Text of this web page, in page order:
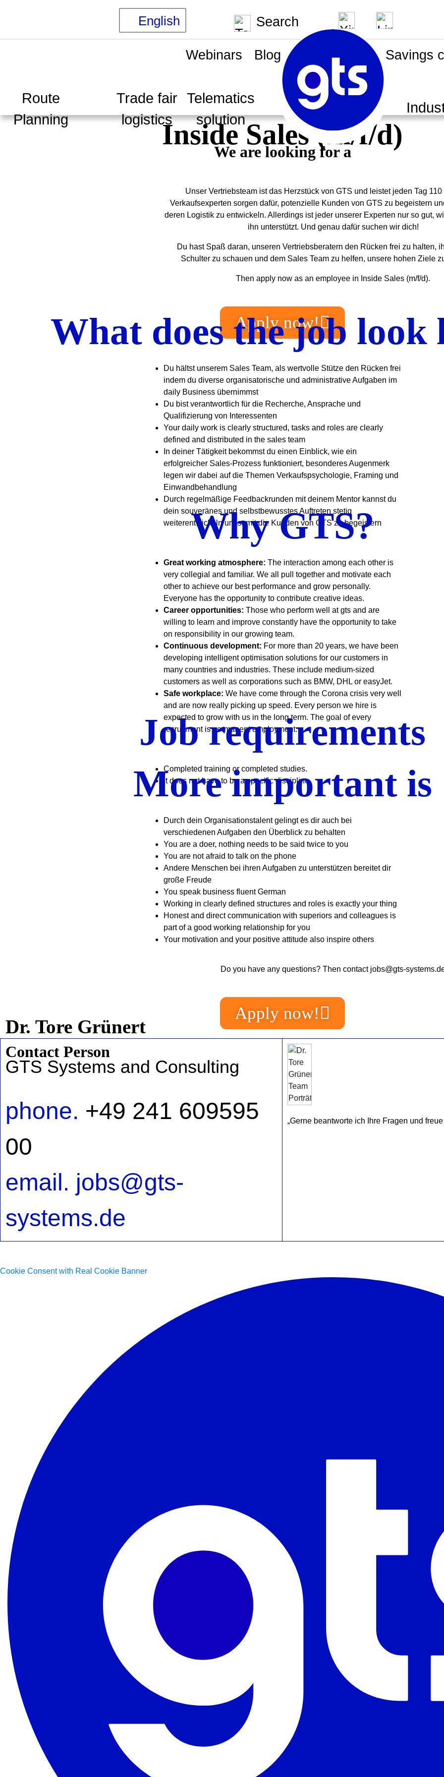
English Search
Webinars Blog Press Savings
Route
Planning
Trade fair
logistics
Telematics
solution
We are looking for a
Inside Sales (m/f/d)
Unser Vertriebsteam ist das Herzstück von GTS und leistet jeden Tag
Verkaufsexperten sorgen dafür, potenzielle Kunden von GTS zu begeistern
deren Logistik zu entwickeln. Allerdings ist jeder unserer Experten nur so gut,
ihn unterstützt. Und genau dafür suchen wir dich!
Du hast Spaß daran, unseren Vertriebsberatern den Rücken frei zu halten,
Schulter zu schauen und dem Sales Team zu helfen, unsere hohen Ziele
Then apply now as an employee in Inside Sales (m/f/d).
Apply now!
What does the job look
Du hältst unserem Sales Team, als wertvolle Stütze den Rücken frei
indem du diverse organisatorische und administrative Aufgaben im
daily Business übernimmst
Du bist verantwortlich für die Recherche, Ansprache und
Qualifizierung von Interessenten
Your daily work is clearly structured, tasks and roles are clearly
defined and distributed in the sales team
In deiner Tätigkeit bekommst du einen Einblick, wie ein
erfolgreicher Sales-Prozess funktioniert, besonderes Augenmerk
legen wir dabei auf die Themen Verkaufspsychologie, Framing und
Einwandbehandlung
Durch regelmäßige Feedbackrunden mit deinem Mentor kannst du
dein souveränes und selbstbewusstes Auftreten stetig
weiterentwickeln um somit die Kunden von GTS zu begeistern
Why GTS?
Great working atmosphere: The interaction among each other is
very collegial and familiar. We all pull together and motivate each
other to achieve our best performance and grow personally.
Everyone has the opportunity to contribute creative ideas.
Career opportunities: Those who perform well at gts and are
willing to learn and improve constantly have the opportunity to take
on responsibility in our growing team.
Continuous development: For more than 20 years, we have been
developing intelligent optimisation solutions for our customers in
many countries and industries. These include medium-sized
customers as well as corporations such as BMW, DHL or easyJet.
Safe workplace: We have come through the Corona crisis very well
and are now really picking up speed. Every person we hire is
expected to grow with us in the long term. The goal of every
recruitment is permanent employment.
Job requirements
Completed training or completed studies.
It does not have to be a specific discipline
More important is
Durch dein Organisationstalent gelingt es dir auch bei
verschiedenen Aufgaben den Überblick zu behalten
You are a doer, nothing needs to be said twice to you
You are not afraid to talk on the phone
Andere Menschen bei ihren Aufgaben zu unterstützen bereitet dir
große Freude
You speak business fluent German
Working in clearly defined structures and roles is exactly your thing
Honest and direct communication with superiors and colleagues is
part of a good working relationship for you
Your motivation and your positive attitude also inspire others
Do you have any questions? Then contact jobs@gts-
Apply now!
Contact Person
Dr. Tore Grünert
GTS Systems and Consulting
phone. +49 241 609595
00
email. jobs@gts-
systems.de
„Gerne beantworte ich Ihre Fragen und
Cookie Consent with Real Cookie Banner